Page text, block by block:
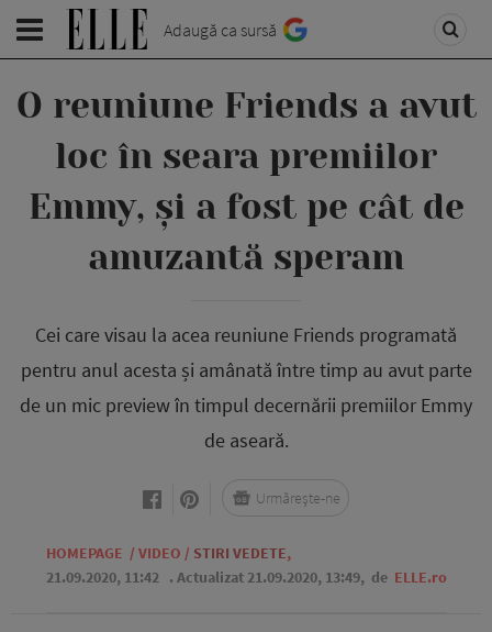
Adaugă ca sursă
O reuniune Friends a avut
loc în seara premiilor
Emmy, și a fost pe cât de
amuzantă speram
Cei care visau la acea reuniune Friends programată
pentru anul acesta și amânată între timp au avut parte
de un mic preview în timpul decernării premiilor Emmy
de aseară.
HOMEPAGE / VIDEO / STIRI VEDETE,
21.09.2020, 11:42 . Actualizat 21.09.2020, 13:49, de ELLE.ro
Urmărește-ne